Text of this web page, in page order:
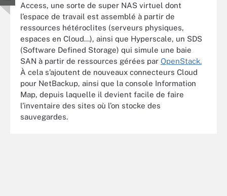
Access, une sorte de super NAS virtuel dont
l’espace de travail est assemblé à partir de
ressources hétéroclites (serveurs physiques,
espaces en Cloud...), ainsi que Hyperscale, un SDS
(Software Defined Storage) qui simule une baie
SAN à partir de ressources gérées par OpenStack.
À cela s’ajoutent de nouveaux connecteurs Cloud
pour NetBackup, ainsi que la console Information
Map, depuis laquelle il devient facile de faire
l’inventaire des sites où l’on stocke des
sauvegardes.